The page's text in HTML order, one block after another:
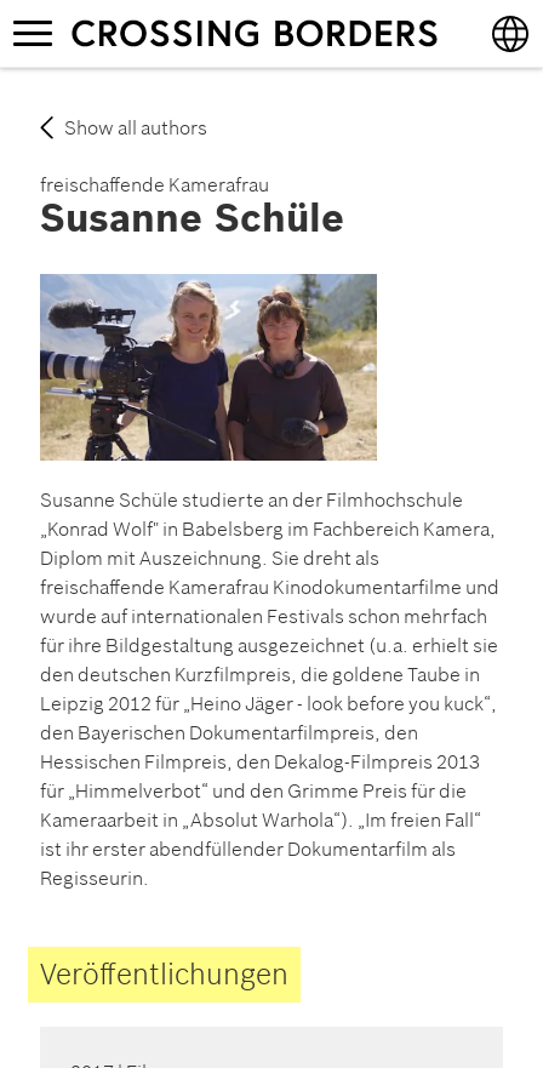
Skip
to
main
Toggle
navigation
Show all authors
freischaffende Kamerafrau
Susanne Schüle
Susanne Schüle studierte an der Filmhochschule
„Konrad Wolf" in Babelsberg im Fachbereich Kamera,
Diplom mit Auszeichnung. Sie dreht als
freischaffende Kamerafrau Kinodokumentarfilme und
wurde auf internationalen Festivals schon mehrfach
für ihre Bildgestaltung ausgezeichnet (u.a. erhielt sie
den deutschen Kurzfilmpreis, die goldene Taube in
Leipzig 2012 für „Heino Jäger - look before you kuck“,
den Bayerischen Dokumentarfilmpreis, den
Hessischen Filmpreis, den Dekalog-Filmpreis 2013
für „Himmelverbot“ und den Grimme Preis für die
Kameraarbeit in „Absolut Warhola“). „Im freien Fall“
ist ihr erster abendfüllender Dokumentarfilm als
Regisseurin.
Veröffentlichungen